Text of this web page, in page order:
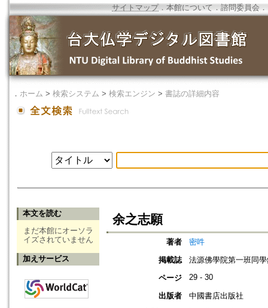
サイトマップ．本館について ． 諮問委員会 ．
． ホーム > 検索システム > 検索エンジン > 書誌の詳細内容
本文を読む
まだ本館にオーソラ
イズされていません
加えサービス
余之志願
著者
密吽
掲載誌
法源佛學院第一班同
ページ
29 - 30
出版者
中國書店出版社